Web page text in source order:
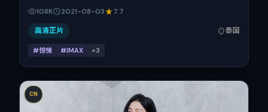
3日于泰国首映（暑期档），片长154分钟，适合喜欢强情节与
细腻表演的观众。
108K 2021-08-03 7.7
高清正片 泰国
#惊悚 #IMAX +3
CN